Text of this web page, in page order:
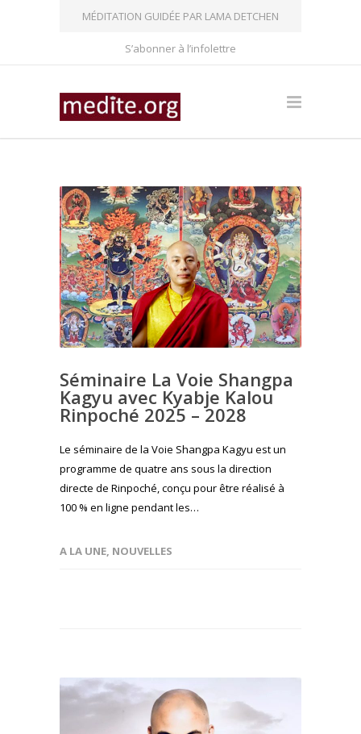
MÉDITATION GUIDÉE PAR LAMA DETCHEN
S’abonner à l’infolettre
Séminaire La Voie Shangpa
Kagyu avec Kyabje Kalou
Rinpoché 2025 – 2028
Le séminaire de la Voie Shangpa Kagyu est un
programme de quatre ans sous la direction
directe de Rinpoché, conçu pour être réalisé à
100 % en ligne pendant les…
A LA UNE, NOUVELLES